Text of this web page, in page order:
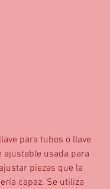
para tubos o llave
ajustable usada para
piezas que la
capaz. Se utiliza